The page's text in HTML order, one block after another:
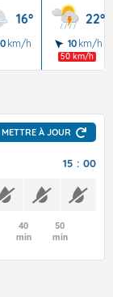
16°
km/h
22°
10 km/h
50 km/h
METTRE À JOUR
15 : 00
40
min
50
min